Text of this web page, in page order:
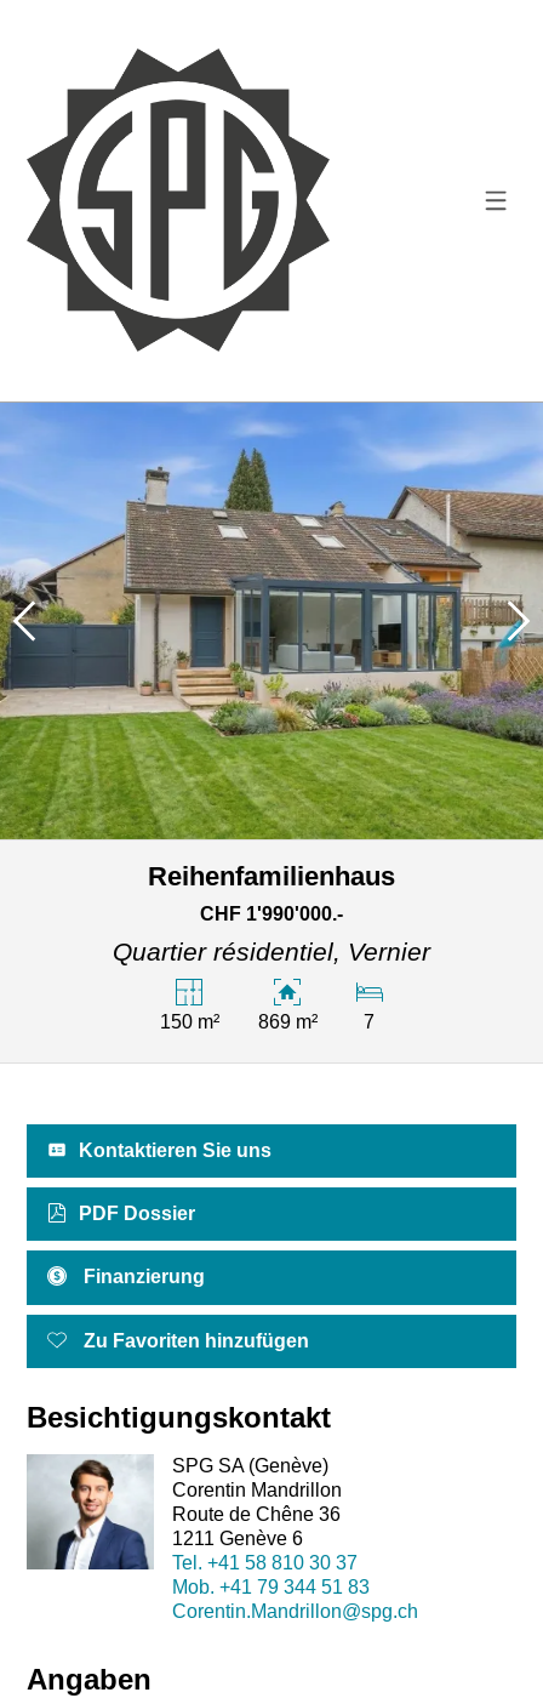
Reihenfamilienhaus
CHF 1'990'000.-
Quartier résidentiel, Vernier
150 m² 869 m² 7
Kontaktieren Sie uns
PDF Dossier
Finanzierung
Zu Favoriten hinzufügen
Besichtigungskontakt
SPG SA (Genève)
Corentin Mandrillon
Route de Chêne 36
1211 Genève 6
Tel. +41 58 810 30 37
Mob. +41 79 344 51 83
Corentin.Mandrillon@spg.ch
Angaben